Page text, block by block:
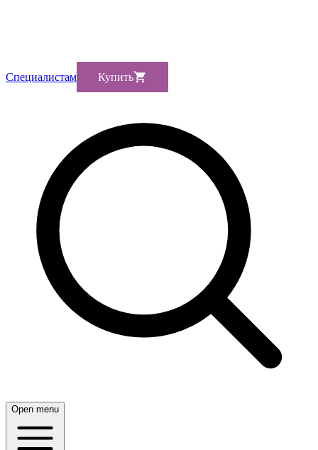
Cпециалистам Купить
Open menu